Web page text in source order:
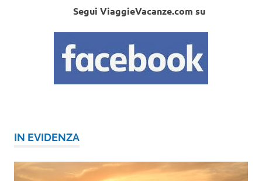
Segui ViaggieVacanze.com su
IN EVIDENZA